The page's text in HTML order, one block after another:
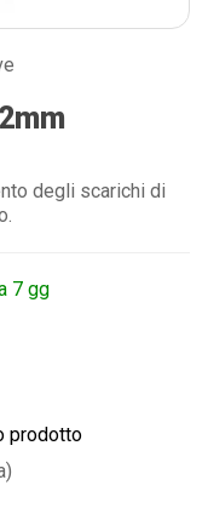
degli scarichi di
7 gg
prodotto